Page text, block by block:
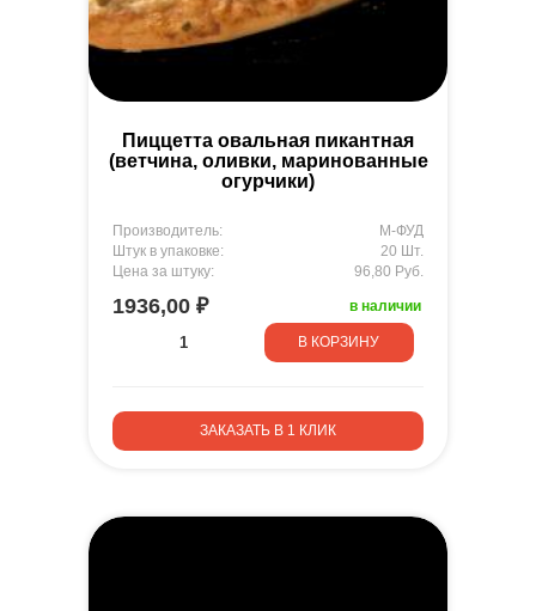
Пиццетта овальная пикантная
(ветчина, оливки, маринованные
огурчики)
Производитель:
М-ФУД
Штук в упаковке:
20 Шт.
Цена за штуку:
96,80 Руб.
1936,00 ₽ в наличии
В КОРЗИНУ
ЗАКАЗАТЬ В 1 КЛИК